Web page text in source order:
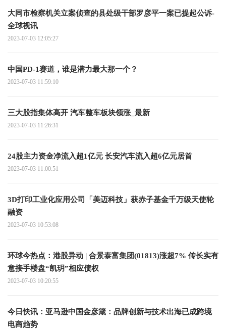
大同市检察机关立案侦查的县处级干部罗彦平一案已提起公诉-
全球视讯
2023-07-03 12:05:27
中国PD-1赛道，谁是潜力最大那一个？
2023-07-03 11:59:10
三大股指集体高开 汽车整车板块领涨_最新
2023-07-03 11:26:31
24股主力资金净流入超1亿元 长安汽车流入超6亿元居首
2023-07-03 11:00:51
3D打印工业化应用公司「美迈科技」获赤子基金千万级天使轮
融资
2023-07-03 10:53:08
环球今热点：港股异动 | 合景泰富集团(01813)涨超7% 传长实有
意接手楼盘“凯玥”相应债权
2023-07-03 10:20:55
今日快讯：亚马逊中国金彦箴：品牌创新与技术出海已成跨境
电商趋势